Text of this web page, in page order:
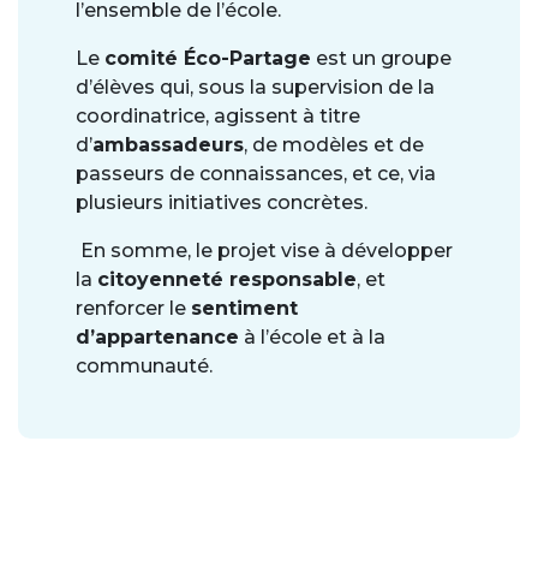
l’ensemble de l’école.
Le comité Éco-Partage est un groupe
d’élèves qui, sous la supervision de la
coordinatrice, agissent à titre
d’ambassadeurs, de modèles et de
passeurs de connaissances, et ce, via
plusieurs initiatives concrètes.
En somme, le projet vise à développer
la citoyenneté responsable, et
renforcer le sentiment
d’appartenance à l’école et à la
communauté.